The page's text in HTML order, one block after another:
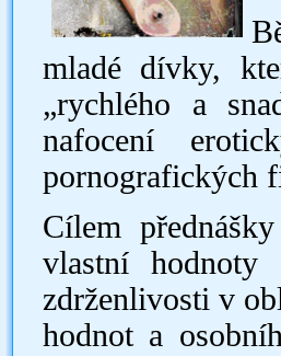
mladé dívky,
„rychlého a
nafocení
pornografických
Cílem
vlastní hodnoty
zdrženlivosti v
hodnot a